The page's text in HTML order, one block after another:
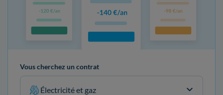
Vous cherchez un contrat
Électricité et gaz